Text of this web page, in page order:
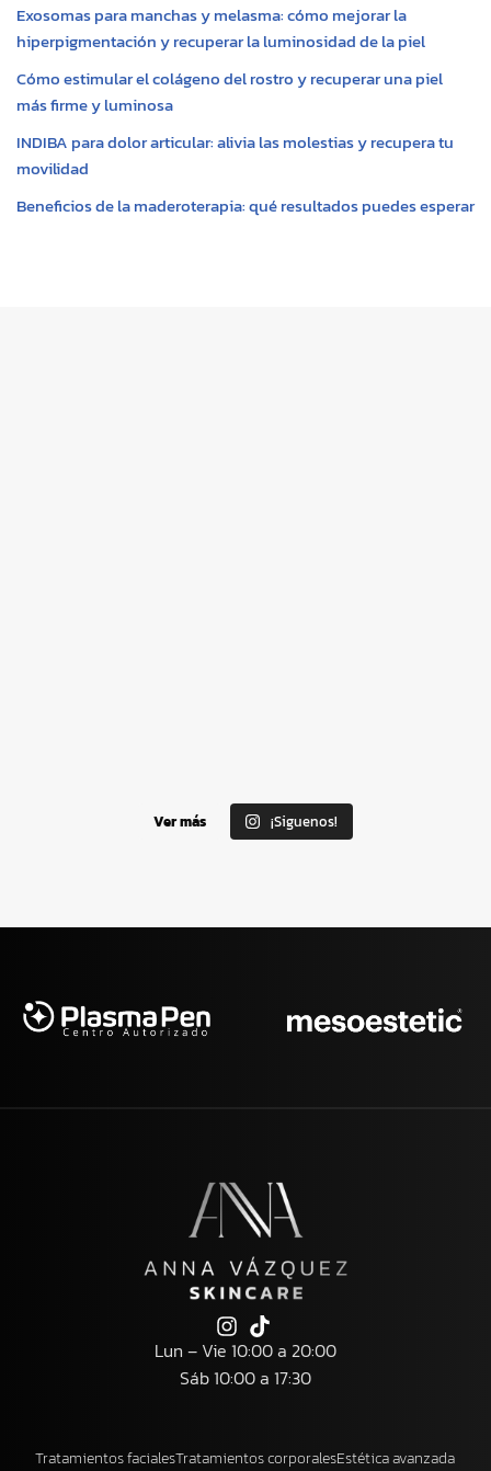
Exosomas para manchas y melasma: cómo mejorar la
hiperpigmentación y recuperar la luminosidad de la piel
Cómo estimular el colágeno del rostro y recuperar una piel
más firme y luminosa
INDIBA para dolor articular: alivia las molestias y recupera tu
movilidad
Beneficios de la maderoterapia: qué resultados puedes esperar
Ver más ¡Siguenos!
Lun – Vie 10:00 a 20:00
Sáb 10:00 a 17:30
Tratamientos facialesTratamientos corporalesEstética avanzada